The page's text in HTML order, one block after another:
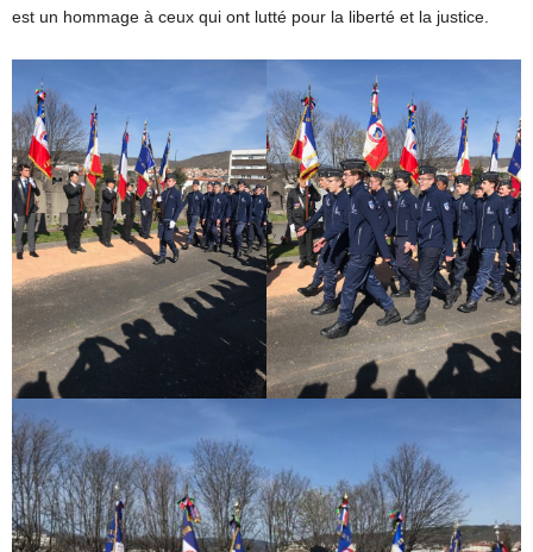
est un hommage à ceux qui ont lutté pour la liberté et la justice.